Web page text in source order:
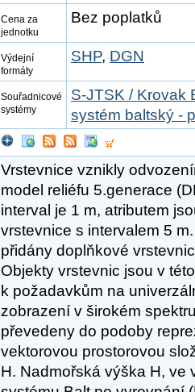
Cena za
jednotku
Bez poplatků
Výdejní
formáty
SHP, DGN
Souřadnicové
systémy
S-JTSK / Krovak
systém baltský -
Vrstevnice vznikly
model reliéfu 5.generace
interval je 1 m, atributem
vrstevnice s intervalem 5
přidány doplňkové
Objekty vrstevnic jsou v
k požadavkům na
zobrazení v širokém
převedeny do podoby
vektorovou prostorovou
H. Nadmořská výška H, ve